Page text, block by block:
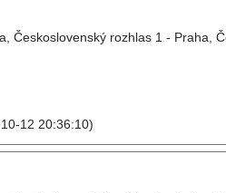
Československý rozhlas 1 - Praha,
12 20:36:10)